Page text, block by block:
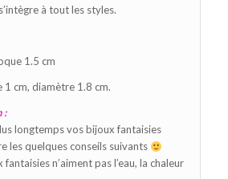
à tout les styles.
1.5 cm
1 cm, diamètre 1.8 cm.
:
longtemps vos bijoux fantaisies
les quelques conseils suivants
n’aiment pas l’eau, la chaleur